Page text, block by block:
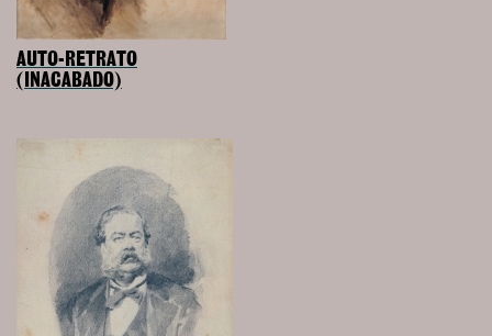
AUTO-RETRATO
(INACABADO)